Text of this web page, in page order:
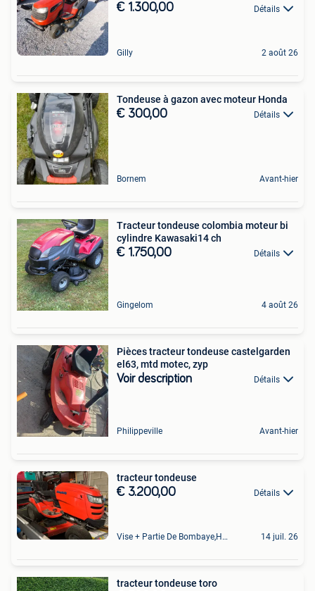
€ 1.300,00 Détails
Gilly 2 août 26
Tondeuse à gazon avec moteur Honda
€ 300,00 Détails
Bornem Avant-hier
Tracteur tondeuse colombia moteur bi
cylindre Kawasaki14 ch
€ 1.750,00 Détails
Gingelom 4 août 26
Pièces tracteur tondeuse castelgarden
el63, mtd motec, zyp
Voir description Détails
Philippeville Avant-hier
tracteur tondeuse
€ 3.200,00 Détails
Vise + Partie De Bombaye,Hac- Court, Hermalle-Ss-Argenteau 14 juil. 26
tracteur tondeuse toro